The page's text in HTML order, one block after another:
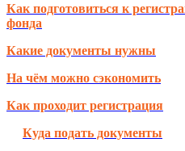
Как подготовиться к
фонда
Какие документы нужны
На чём можно сэкономить
Как проходит регистрация
Куда подать документы